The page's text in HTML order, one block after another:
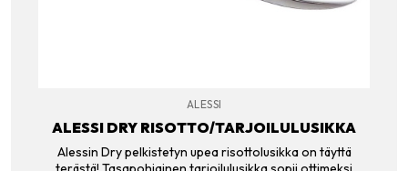
ALESSI
ALESSI DRY RISOTTO/TARJOILULUSIKKA
Alessin Dry pelkistetyn upea risottolusikka on täyttä